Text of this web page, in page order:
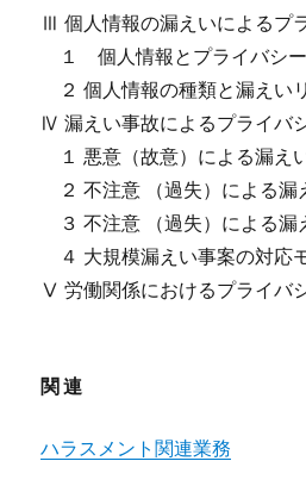
Ⅲ 個人情報の漏えいによるプ
１ 個人情報とプライバシー
２ 個人情報の種類と漏えい
Ⅳ 漏えい事故によるプライバ
１ 悪意（故意）による漏え
２ 不注意 （過失）による漏
３ 不注意 （過失）による漏
４ 大規模漏えい事案の対応
Ⅴ 労働関係におけるプライバ
関連
ハラスメント関連業務